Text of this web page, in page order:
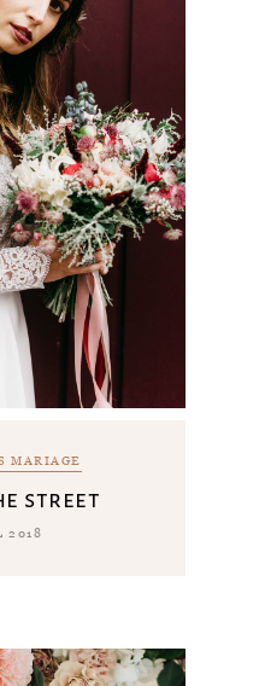
MARIAGE
street
2018